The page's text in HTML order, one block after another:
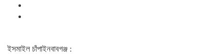
ইসমাইল চাঁপাইনবাবগঞ্জ :